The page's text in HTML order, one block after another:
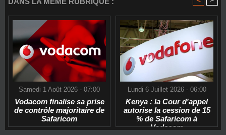
Samedi 1 Août 2026 - 07:00
Vodacom finalise sa prise
de contrôle majoritaire de
Safaricom
Lundi 6 Juillet 2026 - 06:00
Kenya : la Cour d'appel
autorise la cession de 15
% de Safaricom à
Vodacom